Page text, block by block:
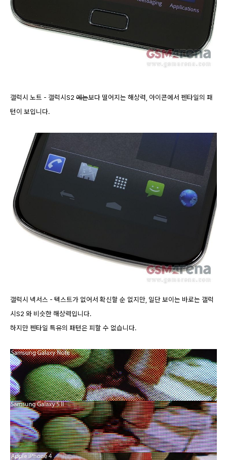
갤럭시 노트 - 갤럭시S2 에는보다 떨어지는 해상력, 아이콘에서 펜타일의 패
턴이 보입니다.
갤럭시 넥서스 - 텍스트가 없어서 확신할 순 없지만, 일단 보이는 바로는 갤럭
시S2 와 비슷한 해상력입니다.
하지만 펜타일 특유의 패턴은 피할 수 없습니다.